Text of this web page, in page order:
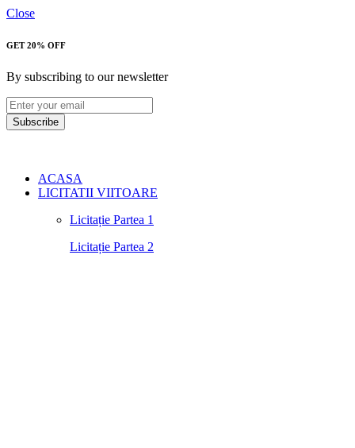
Close
GET 20% OFF
By subscribing to our newsletter
Subscribe
ACASA
LICITATII VIITOARE
Licitație Partea 1
Licitație Partea 2